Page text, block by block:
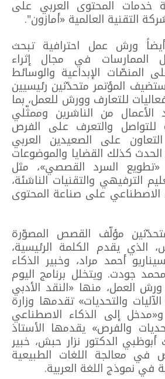
خدمات المحتوى العربي على
التقنية العالمية «أمازون".
أيضاً ورش عمل احترافية تبحث
الممارسات في مجال إثراء
المنصّات الإبداعية والوسائط
المؤتمر متحدّثين رئيسيين
للتعارف وورش للعمل، بما
الأعمال من الناشرين وممثّلي
للتواصل والتعرف على الفرص
على الصعيدين العربي
كذلك القضايا والموضوعات
«تطويع السرد القصصي»، مثل
الترفيهي والتقنيات الناشئة،
الاصطناعي على صناعة المحتوى
مؤلّف القصص المصوّرة
الذي يقدم الكلمة الرئيسية،
أحمد مراد، وخبير الذكاء
جودت. ويتخلل برنامج اليوم
العمل، منها «النقد الأدبي
والتحديات» تقدمها وزارة
و«مدخل إلى الذكاء الاصطناعي
والفرص» يقدمها الأستاذ
الدكتور نزار حبش، خبير
في معالجة اللغات الطبيعية
في نموذج اللغة العربية.